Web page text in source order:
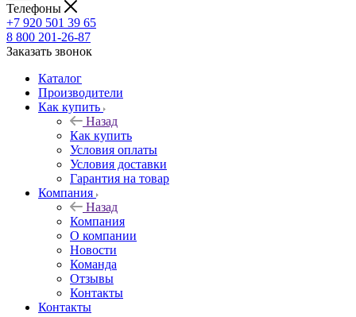
Телефоны
+7 920 501 39 65
8 800 201-26-87
Заказать звонок
Каталог
Производители
Как купить
Назад
Как купить
Условия оплаты
Условия доставки
Гарантия на товар
Компания
Назад
Компания
О компании
Новости
Команда
Отзывы
Контакты
Контакты